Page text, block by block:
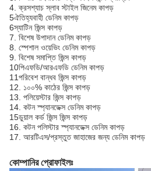
4. ক্রসশ্যাচ স্লাব স্টাইল জিনেম কাপড়
5ঐতিহ্যবাহী ডেনিম কাপড়
6স্যাটিন জিন্স কাপড়
7. বিশেষ উপাদান ডেনিম কাপড়
8. স্পেশাল ওয়েভিং ডেনিম কাপড়
9. বিশেষ সমাপ্তি জিন্স কাপড়
10পিএফডি/আরএফডি ডেনিম কাপড়
11পরিবেশ বান্ধব জিন্স কাপড়
12. ১০০% কাঠের জিন্স কাপড়
13. পলিয়েস্টার জিন্স কাপড়
14. কটন স্প্যানডেক্স ডেনিম কাপড়
15ডুয়াল কর্ড জিন্স জিন্স কাপড়
16. কটন পলিস্টার স্প্যানডেক্স ডেনিম কাপড়
17. আরটিএস/প্রস্তুত জাহাজের জন্য ডেনিম কাপড়
কোম্পানির প্রোফাইলঃ